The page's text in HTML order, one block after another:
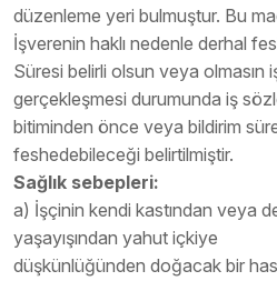
düzenleme yeri bulmuştur. Bu
İşverenin haklı nedenle derhal
Süresi belirli olsun veya olmasın
gerçekleşmesi durumunda iş
bitiminden önce veya bildirim
feshedebileceği belirtilmiştir.
Sağlık sebepleri:
a) İşçinin kendi kastından veya
yaşayışından yahut içkiye
düşkünlüğünden doğacak bir